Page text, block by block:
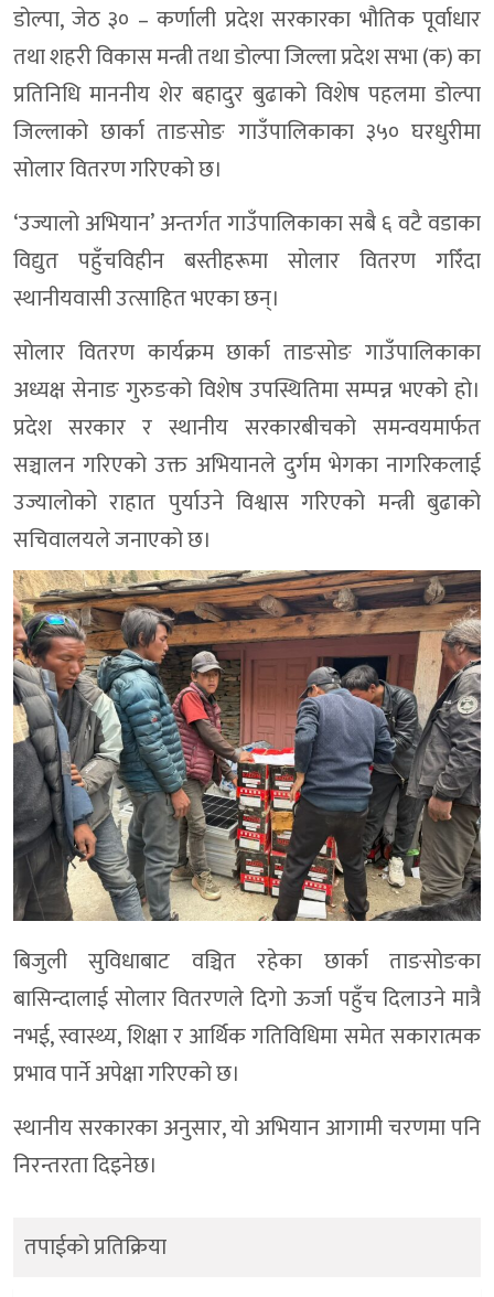
डोल्पा, जेठ ३० – कर्णाली प्रदेश सरकारका भौतिक पूर्वाधार
तथा शहरी विकास मन्त्री तथा डोल्पा जिल्ला प्रदेश सभा (क) का
प्रतिनिधि माननीय शेर बहादुर बुढाको विशेष पहलमा डोल्पा
जिल्लाको छार्का ताङसोङ गाउँपालिकाका ३५० घरधुरीमा
सोलार वितरण गरिएको छ।
‘उज्यालो अभियान’ अन्तर्गत गाउँपालिकाका सबै ६ वटै वडाका
विद्युत पहुँचविहीन बस्तीहरूमा सोलार वितरण गरिँदा
स्थानीयवासी उत्साहित भएका छन्।
सोलार वितरण कार्यक्रम छार्का ताङसोङ गाउँपालिकाका
अध्यक्ष सेनाङ गुरुङको विशेष उपस्थितिमा सम्पन्न भएको हो।
प्रदेश सरकार र स्थानीय सरकारबीचको समन्वयमार्फत
सञ्चालन गरिएको उक्त अभियानले दुर्गम भेगका नागरिकलाई
उज्यालोको राहात पुर्याउने विश्वास गरिएको मन्त्री बुढाको
सचिवालयले जनाएको छ।
बिजुली सुविधाबाट वञ्चित रहेका छार्का ताङसोङका
बासिन्दालाई सोलार वितरणले दिगो ऊर्जा पहुँच दिलाउने मात्रै
नभई, स्वास्थ्य, शिक्षा र आर्थिक गतिविधिमा समेत सकारात्मक
प्रभाव पार्ने अपेक्षा गरिएको छ।
स्थानीय सरकारका अनुसार, यो अभियान आगामी चरणमा पनि
निरन्तरता दिइनेछ।
तपाईको प्रतिक्रिया